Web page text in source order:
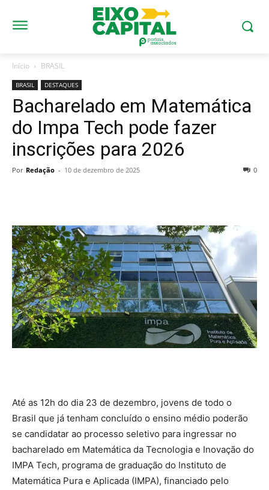
Início BRASIL
BRASIL DESTAQUES
Bacharelado em Matemática
do Impa Tech pode fazer
inscrições para 2026
Por Redação - 10 de dezembro de 2025 0
Até as 12h do dia 23 de dezembro, jovens de todo o
Brasil que já tenham concluído o ensino médio poderão
se candidatar ao processo seletivo para ingressar no
bacharelado em Matemática da Tecnologia e Inovação do
IMPA Tech, programa de graduação do Instituto de
Matemática Pura e Aplicada (IMPA), financiado pelo